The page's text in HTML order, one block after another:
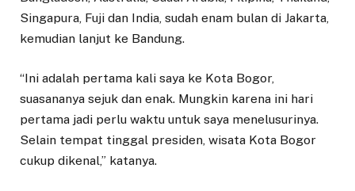
Singapura, Fuji dan India, sudah enam bulan di Jakarta,
kemudian lanjut ke Bandung.
“Ini adalah pertama kali saya ke Kota Bogor,
suasananya sejuk dan enak. Mungkin karena ini hari
pertama jadi perlu waktu untuk saya menelusurinya.
Selain tempat tinggal presiden, wisata Kota Bogor
cukup dikenal,” katanya.